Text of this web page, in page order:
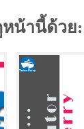
น้านี้ด้วย: